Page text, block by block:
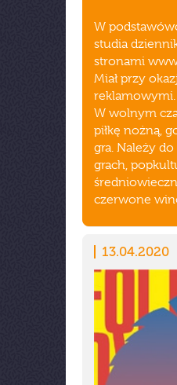
W
studia
stronami
Miał przy
reklamowymi.
W wolnym
piłkę nożną,
gra. Należy
grach,
czerwone
13.04.2020